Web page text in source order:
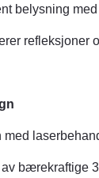
belysning
refleksjoner
bærekraftige